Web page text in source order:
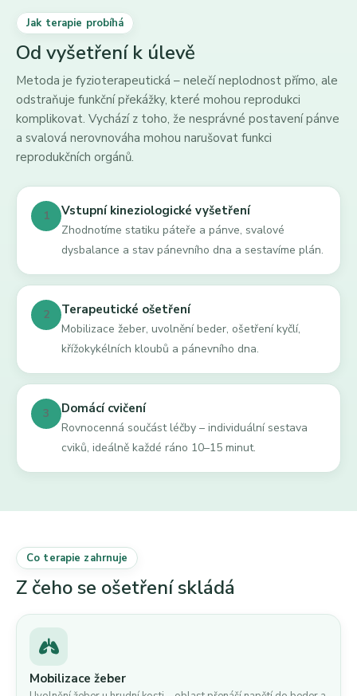
Jak terapie probíhá
Od vyšetření k úlevě
Metoda je fyzioterapeutická – nelečí neplodnost přímo, ale
odstraňuje funkční překážky, které mohou reprodukci
komplikovat. Vychází z toho, že nesprávné postavení pánve
a svalová nerovnováha mohou narušovat funkci
reprodukčních orgánů.
1 Vstupní kineziologické vyšetření
Zhodnotíme statiku páteře a pánve, svalové
dysbalance a stav pánevního dna a sestavíme plán.
2 Terapeutické ošetření
Mobilizace žeber, uvolnění beder, ošetření kyčlí,
křížokykélních kloubů a pánevního dna.
3 Domácí cvičení
Rovnocenná součást léčby – individuální sestava
cviků, ideálně každé ráno 10–15 minut.
Co terapie zahrnuje
Z čeho se ošetření skládá
Mobilizace žeber